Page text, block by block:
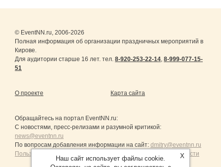
© EventNN.ru, 2006-2026
Полная информация об организации праздничных мероприятий в
Кирове.
Для аудитории старше 16 лет. тел. 8-920-253-22-14, 8-999-077-15-
51
О проекте Карта сайта
Обращайтесь на портал EventNN.ru:
С новостями, пресс-релизами и разумной критикой:
news@eventnn.ru
По вопросам добавления информации на сайт: dmitry@eventnn.ru
Пользовательское Соглашение и политика конфиденциальности
X
Наш сайт использует файлы cookie.